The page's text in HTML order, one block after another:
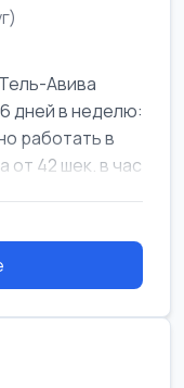
Авива
дней в неделю:
работать в
от 42 шек. в час